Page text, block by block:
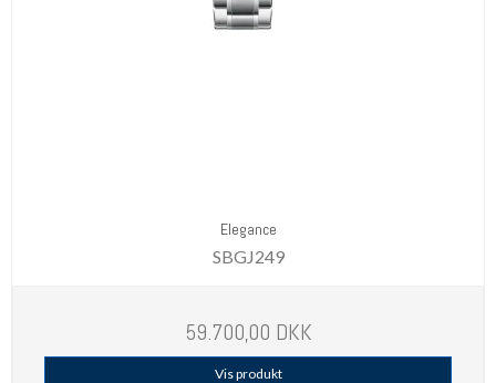
Elegance
SBGJ249
59.700,00 DKK
Vis produkt